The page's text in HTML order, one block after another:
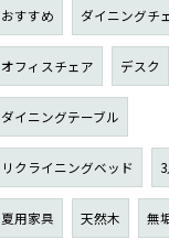
おすすめ ダイニングチ
オフィスチェア デスク
ダイニングテーブル
リクライニングベッド
夏用家具 天然木 無